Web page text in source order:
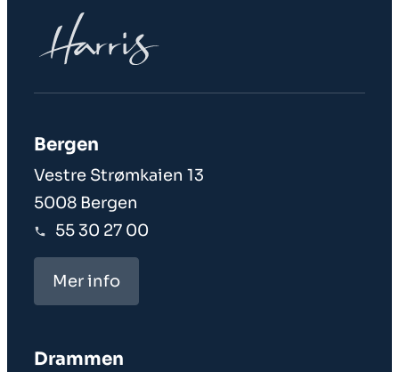
Bergen
Vestre Strømkaien 13
5008 Bergen
55 30 27 00
Mer info
Drammen